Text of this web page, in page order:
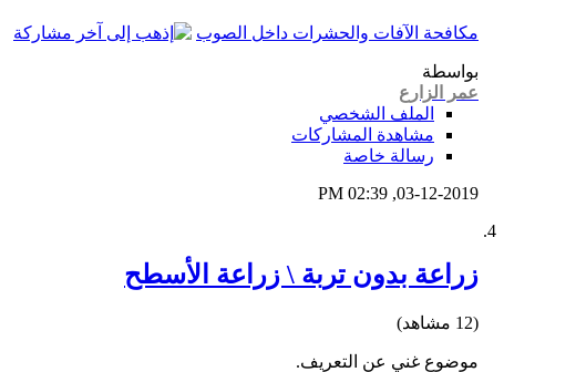
مكافحة الآفات والحشرات داخل الصوب
بواسطة
عمر الزارع
الملف الشخصي
مشاهدة المشاركات
رسالة خاصة
03-12-2019,
02:39 PM
زراعة بدون تربة \ زراعة الأسطح
(12 مشاهد)
موضوع غني عن التعريف.